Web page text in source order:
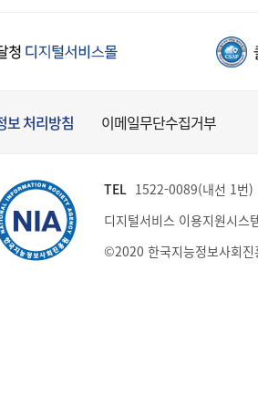
보 처리방침 이메일무단수집거부
TEL 1522-0089(내선 1번
디지털서비스 이용지원시스
©2020 한국지능정보사회진